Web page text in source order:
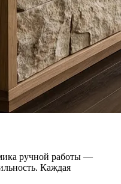
ручной работы —
Каждая